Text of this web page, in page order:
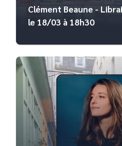
Clément Beaune -
le 18/03 à 18h30